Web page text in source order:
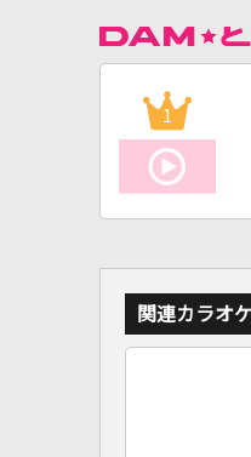
1
関連カラオ